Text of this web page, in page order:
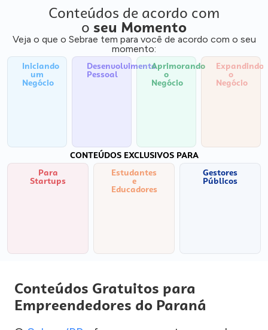
Conteúdos de acordo com
o seu Momento
Veja o que o Sebrae tem para você de acordo com o seu
momento:
Iniciando
um
Negócio
Desenvolvimento
Pessoal
Aprimorando
o
Negócio
Expandindo
o
Negócio
CONTEÚDOS EXCLUSIVOS PARA
Para
Startups
Estudantes
e
Educadores
Gestores
Públicos
Conteúdos Gratuitos para
Empreendedores do Paraná